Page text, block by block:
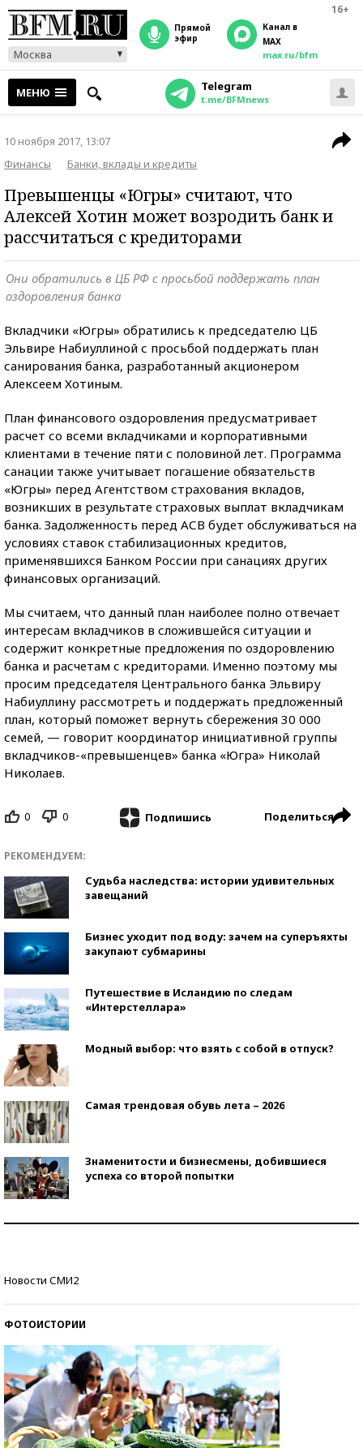
16+
Москва
прямой
эфир
Канал в
MAX
max.ru/bfm
МЕНЮ Telegram
t.me/BFMnews
10 ноября 2017, 13:07
Финансы
Банки, вклады и кредиты
Превышенцы «Югры» считают, что
Алексей Хотин может возродить банк и
рассчитаться с кредиторами
Они обратились в ЦБ РФ с просьбой поддержать план
оздоровления банка
Вкладчики «Югры» обратились к председателю ЦБ
Эльвире Набиуллиной с просьбой поддержать план
санирования банка, разработанный акционером
Алексеем Хотиным.
План финансового оздоровления предусматривает
расчет со всеми вкладчиками и корпоративными
клиентами в течение пяти с половиной лет. Программа
санации также учитывает погашение обязательств
«Югры» перед Агентством страхования вкладов,
возникших в результате страховых выплат вкладчикам
банка. Задолженность перед АСВ будет обслуживаться на
условиях ставок стабилизационных кредитов,
применявшихся Банком России при санациях других
финансовых организаций.
Мы считаем, что данный план наиболее полно отвечает
интересам вкладчиков в сложившейся ситуации и
содержит конкретные предложения по оздоровлению
банка и расчетам с кредиторами. Именно поэтому мы
просим председателя Центрального банка Эльвиру
Набиуллину рассмотреть и поддержать предложенный
план, который поможет вернуть сбережения 30 000
семей, — говорит координатор инициативной группы
вкладчиков-«превышенцев» банка «Югра» Николай
Николаев.
0 0 Подпишись Поделиться
РЕКОМЕНДУЕМ:
Судьба наследства: истории удивительных
завещаний
Бизнес уходит под воду: зачем на суперъяхты
закупают субмарины
Путешествие в Исландию по следам
«Интерстеллара»
Модный выбор: что взять с собой в отпуск?
Самая трендовая обувь лета – 2026
Знаменитости и бизнесмены, добившиеся
успеха со второй попытки
Новости СМИ2
ФОТОИСТОРИИ